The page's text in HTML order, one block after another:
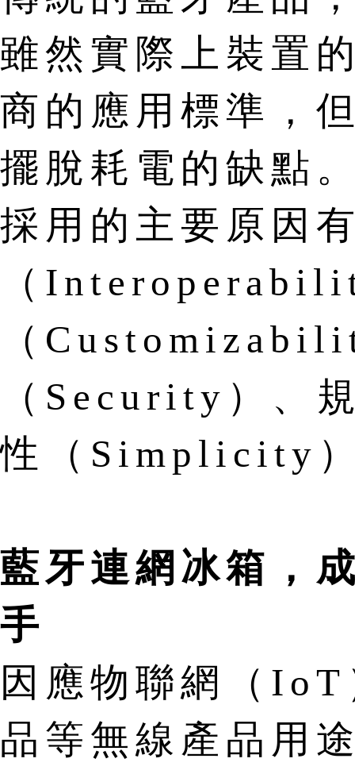
雖然實際上裝置
商的應用標準，
擺脫耗電的缺點
採用的主要原因
（
（
（Security）、
性（Simplicity
藍牙連網冰箱，
手
因應物聯網（
品等無線產品用